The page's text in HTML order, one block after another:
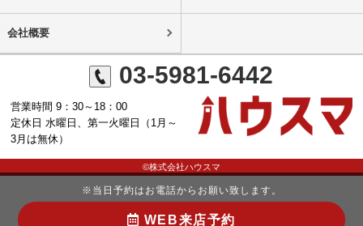
会社概要
03-5981-6442
営業時間 9：30～18：00
定休日 水曜日、第一火曜日（1月～
3月は無休）
©株式会社ハウスマ
※当日予約はお電話からお願い致します。
WEB来店予約